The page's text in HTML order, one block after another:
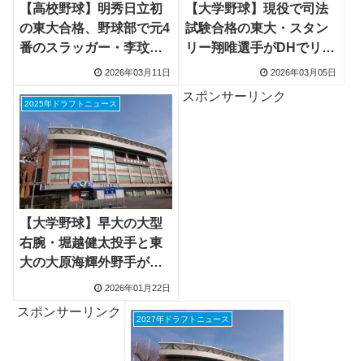
【高校野球】明秀日立初
の東大合格、野球部で元4
番のスラッガー・李玟勲
さんが理科二類に合格
2026年03月11日
【大学野球】現役で司法
試験合格の東大・スタン
リー翔唯選手がDHでリー
グ戦デビューへ2026年03月05日
2025年ドラフトニュース
【大学野球】早大の大型
右腕・堀越健太投手と東
大の大原海輝外野手がコ
ンビ組んで起業2026年01月22日
スポンサーリンク
スポンサーリンク
2027年ドラフトニュース